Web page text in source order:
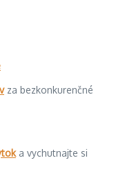
za bezkonkurenčné
a vychutnajte si